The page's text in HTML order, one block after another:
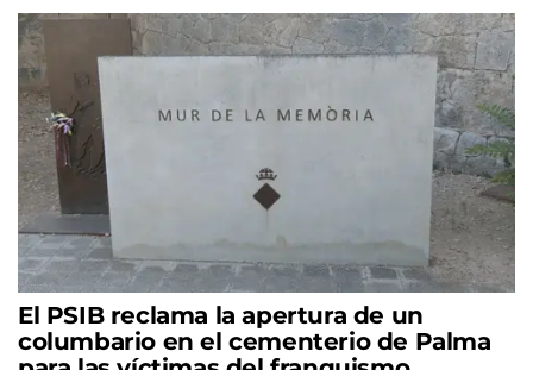
El PSIB reclama la apertura de un
columbario en el cementerio de Palma